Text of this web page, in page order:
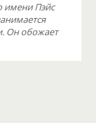
имени Пэйс
Он обожает